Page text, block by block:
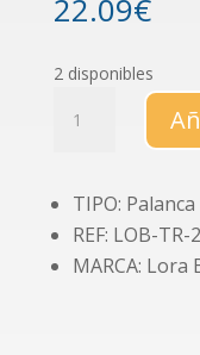
22.09€
2 disponibles
para
de
Lora
Bailora
TIPO: Palanca
REF: LOB-TR-
MARCA: Lora